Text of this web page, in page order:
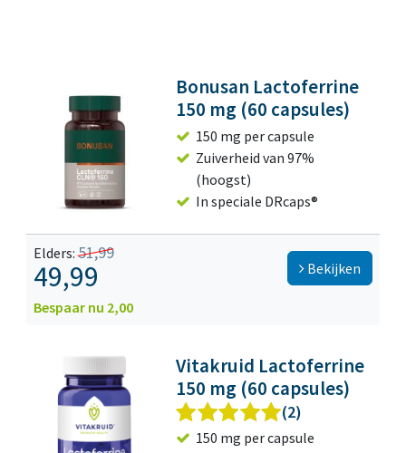
Bonusan Lactoferrine
150 mg (60 capsules)
150 mg per capsule
Zuiverheid van 97%
(hoogst)
In speciale DRcaps®
Elders:51,99
49,99
Bespaar nu 2,00
Bekijken
Vitakruid Lactoferrine
150 mg (60 capsules)
(2)
150 mg per capsule